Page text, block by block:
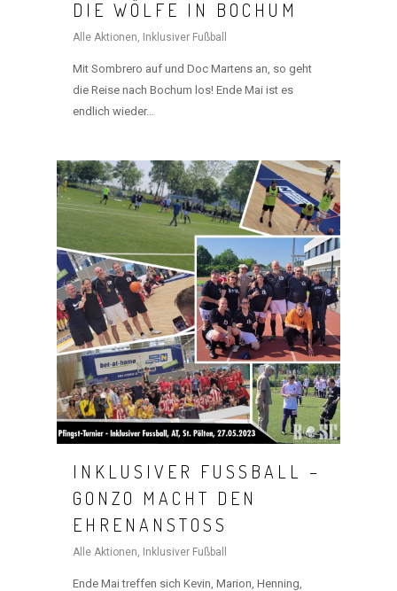
IE WÖLFE IN BOCHUM
Alle Aktionen, Inklusiver Fußball
Mit Sombrero auf und Doc Martens an, so geht
die Reise nach Bochum los! Ende Mai ist es
endlich wieder…
INKLUSIVER FUSSBALL – G
ONZO MACHT DEN E
HRENANSTOSS
Alle Aktionen, Inklusiver Fußball
Ende Mai treffen sich Kevin, Marion, Henning,